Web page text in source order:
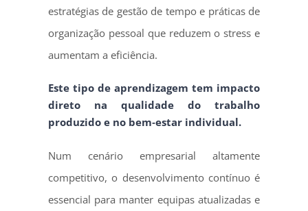
estratégias de gestão de tempo e práticas de
organização pessoal que reduzem o stress e
aumentam a eficiência.
Este tipo de aprendizagem tem impacto
direto na qualidade do trabalho
produzido e no bem‑estar individual.
Num cenário empresarial altamente
competitivo, o desenvolvimento contínuo é
essencial para manter equipas atualizadas e